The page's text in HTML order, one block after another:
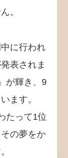
。
に行われ
表されま
が輝き、9
ます。
たって1位
の夢をか